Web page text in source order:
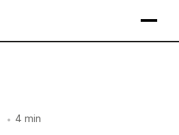
• 4 min